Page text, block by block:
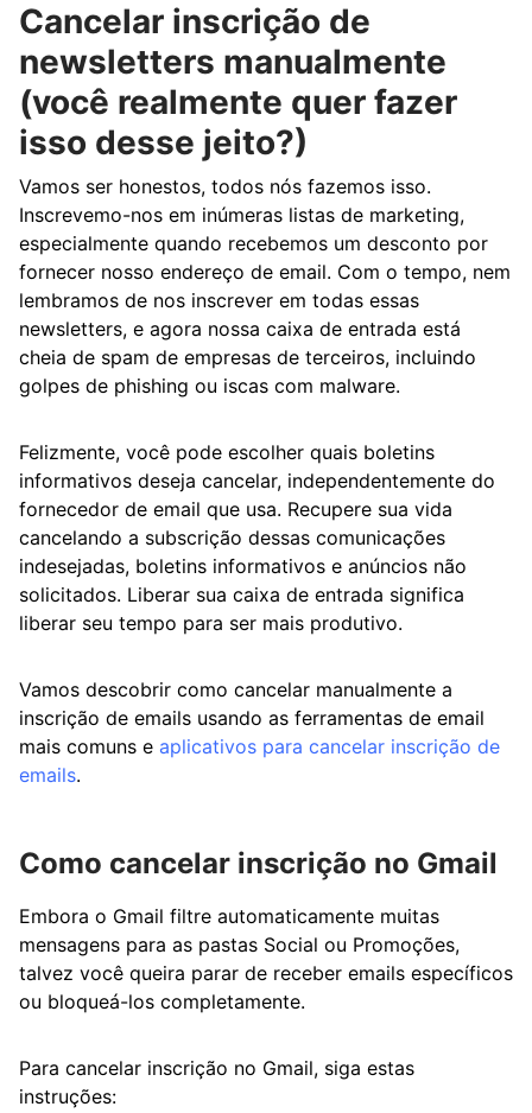
Cancelar inscrição de
newsletters manualmente
(você realmente quer fazer
isso desse jeito?)
Vamos ser honestos, todos nós fazemos isso.
Inscrevemo-nos em inúmeras listas de marketing,
especialmente quando recebemos um desconto por
fornecer nosso endereço de email. Com o tempo, nem
lembramos de nos inscrever em todas essas
newsletters, e agora nossa caixa de entrada está
cheia de spam de empresas de terceiros, incluindo
golpes de phishing ou iscas com malware.
Felizmente, você pode escolher quais boletins
informativos deseja cancelar, independentemente do
fornecedor de email que usa. Recupere sua vida
cancelando a subscrição dessas comunicações
indesejadas, boletins informativos e anúncios não
solicitados. Liberar sua caixa de entrada significa
liberar seu tempo para ser mais produtivo.
Vamos descobrir como cancelar manualmente a
inscrição de emails usando as ferramentas de email
mais comuns e aplicativos para cancelar inscrição de
emails.
Como cancelar inscrição no Gmail
Embora o Gmail filtre automaticamente muitas
mensagens para as pastas Social ou Promoções,
talvez você queira parar de receber emails específicos
ou bloqueá-los completamente.
Para cancelar inscrição no Gmail, siga estas
instruções: